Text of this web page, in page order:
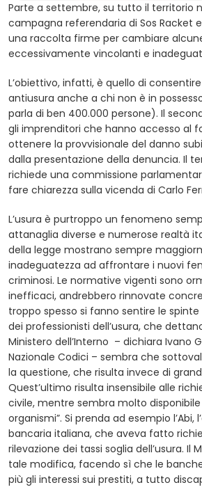
Parte a settembre, su tutto il territorio
campagna referendaria di Sos Racket
una raccolta firme per cambiare
eccessivamente vincolanti e
L’obiettivo, infatti, è quello di
antiusura anche a chi non è in
parla di ben 400.000 persone). Il
gli imprenditori che hanno accesso al
ottenere la provvisionale del danno
dalla presentazione della denuncia. Il
richiede una commissione
fare chiarezza sulla vicenda di Carlo
L’usura è purtroppo un fenomeno
attanaglia diverse e numerose realtà
della legge mostrano sempre
inadeguatezza ad affrontare i nuovi
criminosi. Le normative vigenti sono
inefficaci, andrebbero rinnovate
troppo spesso si fanno sentire le
dei professionisti dell’usura, che
Ministero dell’Interno – dichiara Ivano
Nazionale Codici – sembra che
la questione, che risulta invece di
Quest’ultimo risulta insensibile alle
civile, mentre sembra molto
organismi”. Si prenda ad esempio l’Abi,
bancaria italiana, che aveva fatto
rilevazione dei tassi soglia dell’usura. Il
tale modifica, facendo sì che le
più gli interessi sui prestiti, a tutto